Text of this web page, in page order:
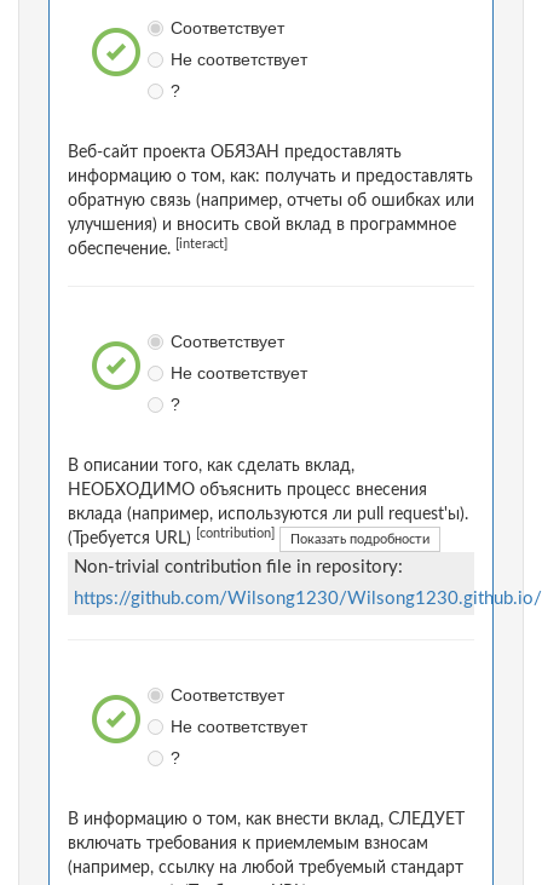
Соответствует
Не соответствует
?
Веб-сайт проекта ОБЯЗАН предоставлять
информацию о том, как: получать и предоставлять
обратную связь (например, отчеты об ошибках или
улучшения) и вносить свой вклад в программное
обеспечение.
[interact]
Соответствует
Не соответствует
?
В описании того, как сделать вклад,
НЕОБХОДИМО объяснить процесс внесения
вклада (например, используются ли pull request'ы).
(Требуется URL)
[contribution] Показать подробности
Non-trivial contribution file in repository:
https://github.com/Wilsong1230/Wilsong1230.github.io/
Соответствует
Не соответствует
?
В информацию о том, как внести вклад, СЛЕДУЕТ
включать требования к приемлемым взносам
(например, ссылку на любой требуемый стандарт